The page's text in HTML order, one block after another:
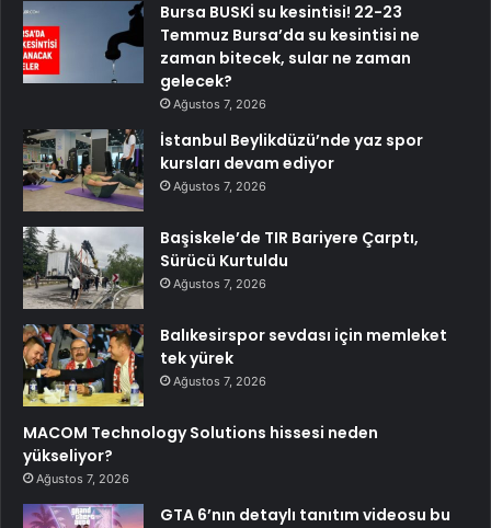
Bursa BUSKİ su kesintisi! 22-23
Temmuz Bursa’da su kesintisi ne
zaman bitecek, sular ne zaman
gelecek?
Ağustos 7, 2026
İstanbul Beylikdüzü’nde yaz spor
kursları devam ediyor
Ağustos 7, 2026
Başiskele’de TIR Bariyere Çarptı,
Sürücü Kurtuldu
Ağustos 7, 2026
Balıkesirspor sevdası için memleket
tek yürek
Ağustos 7, 2026
MACOM Technology Solutions hissesi neden
yükseliyor?
Ağustos 7, 2026
GTA 6’nın detaylı tanıtım videosu bu